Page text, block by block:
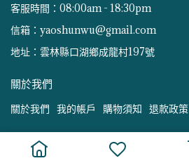
客服時間：08:00am - 18:30pm
信箱：yaoshunwu@gmail.com
地址：雲林縣口湖鄉成龍村197號
關於我們
關於我們 我的帳戶 購物須知 退款政策
Menu